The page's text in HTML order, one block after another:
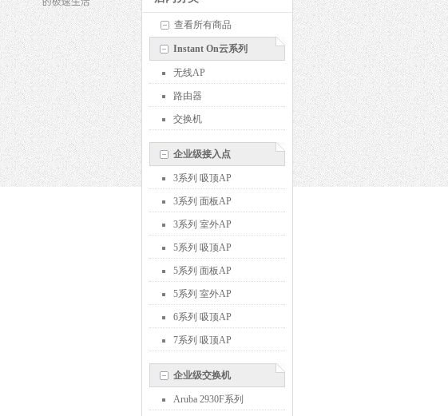
查看所有商品
Instant On云系列
无线AP
路由器
交换机
企业级接入点
3系列 吸顶AP
3系列 面板AP
3系列 室外AP
5系列 吸顶AP
5系列 面板AP
5系列 室外AP
6系列 吸顶AP
7系列 吸顶AP
企业级交换机
Aruba 2930F系列